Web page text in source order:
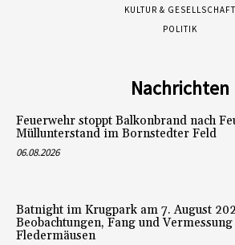
KULTUR & GESELLSCHAFT
POLITIK
Nachrichten
Feuerwehr stoppt Balkonbrand nach
Müllunterstand im Bornstedter Feld
06.08.2026
Batnight im Krugpark am 7. August
Beobachtungen, Fang und
Fledermäusen